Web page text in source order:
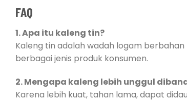
FAQ
1. Apa itu kaleng tin?
Kaleng tin adalah wadah logam
berbagai jenis produk konsumen.
2. Mengapa kaleng lebih unggul
Karena lebih kuat, tahan lama, dapat